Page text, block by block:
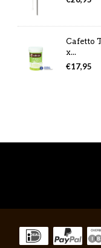
Cafetto
x...
€17,95